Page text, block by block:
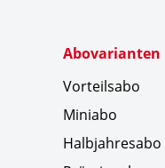
Abovarianten
Vorteilsabo
Miniabo
Halbjahresabo